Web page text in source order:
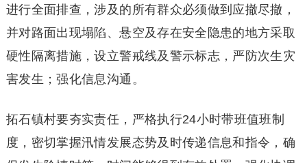
进行全面排查，涉及的所有群众必须做到应撤尽撤，
并对路面出现塌陷、悬空及存在安全隐患的地方采取
硬性隔离措施，设立警戒线及警示标志，严防次生灾
害发生；强化信息沟通。
拓石镇村要夯实责任，严格执行24小时带班值班制
度，密切掌握汛情发展态势及时传递信息和指令，确